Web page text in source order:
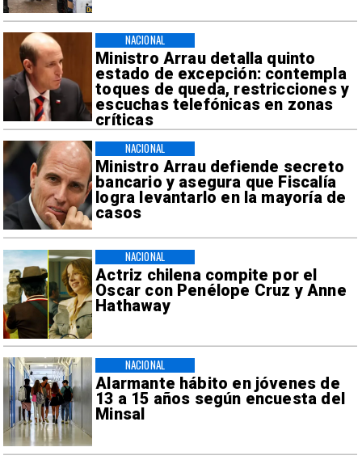
Ministro Arrau detalla quinto
estado de excepción: contempla
toques de queda, restricciones y
escuchas telefónicas en zonas
críticas
NACIONAL
Ministro Arrau defiende secreto
bancario y asegura que Fiscalía
logra levantarlo en la mayoría de
casos
NACIONAL
Actriz chilena compite por el
Oscar con Penélope Cruz y Anne
Hathaway
NACIONAL
Alarmante hábito en jóvenes de
13 a 15 años según encuesta del
Minsal
NACIONAL